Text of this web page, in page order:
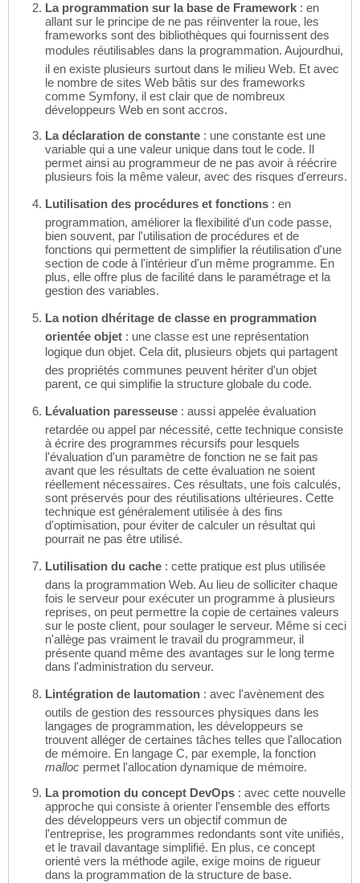
La programmation sur la base de Framework : en
allant sur le principe de ne pas réinventer la roue, les
frameworks sont des bibliothèques qui fournissent des
modules réutilisables dans la programmation. Aujourdhui,
il en existe plusieurs surtout dans le milieu Web. Et avec
le nombre de sites Web bâtis sur des frameworks
comme Symfony, il est clair que de nombreux
développeurs Web en sont accros.
La déclaration de constante : une constante est une
variable qui a une valeur unique dans tout le code. Il
permet ainsi au programmeur de ne pas avoir à réécrire
plusieurs fois la même valeur, avec des risques d'erreurs.
Lutilisation des procédures et fonctions : en
programmation, améliorer la flexibilité d'un code passe,
bien souvent, par l'utilisation de procédures et de
fonctions qui permettent de simplifier la réutilisation d'une
section de code à l'intérieur d'un même programme. En
plus, elle offre plus de facilité dans le paramétrage et la
gestion des variables.
La notion dhéritage de classe en programmation
orientée objet : une classe est une représentation
logique dun objet. Cela dit, plusieurs objets qui partagent
des propriétés communes peuvent hériter d'un objet
parent, ce qui simplifie la structure globale du code.
Lévaluation paresseuse : aussi appelée évaluation
retardée ou appel par nécessité, cette technique consiste
à écrire des programmes récursifs pour lesquels
l'évaluation d'un paramètre de fonction ne se fait pas
avant que les résultats de cette évaluation ne soient
réellement nécessaires. Ces résultats, une fois calculés,
sont préservés pour des réutilisations ultérieures. Cette
technique est généralement utilisée à des fins
d'optimisation, pour éviter de calculer un résultat qui
pourrait ne pas être utilisé.
Lutilisation du cache : cette pratique est plus utilisée
dans la programmation Web. Au lieu de solliciter chaque
fois le serveur pour exécuter un programme à plusieurs
reprises, on peut permettre la copie de certaines valeurs
sur le poste client, pour soulager le serveur. Même si ceci
n'allège pas vraiment le travail du programmeur, il
présente quand même des avantages sur le long terme
dans l'administration du serveur.
Lintégration de lautomation : avec l'avènement des
outils de gestion des ressources physiques dans les
langages de programmation, les développeurs se
trouvent alléger de certaines tâches telles que l'allocation
de mémoire. En langage C, par exemple, la fonction
malloc permet l'allocation dynamique de mémoire.
La promotion du concept DevOps : avec cette nouvelle
approche qui consiste à orienter l'ensemble des efforts
des développeurs vers un objectif commun de
l'entreprise, les programmes redondants sont vite unifiés,
et le travail davantage simplifié. En plus, ce concept
orienté vers la méthode agile, exige moins de rigueur
dans la programmation de la structure de base.